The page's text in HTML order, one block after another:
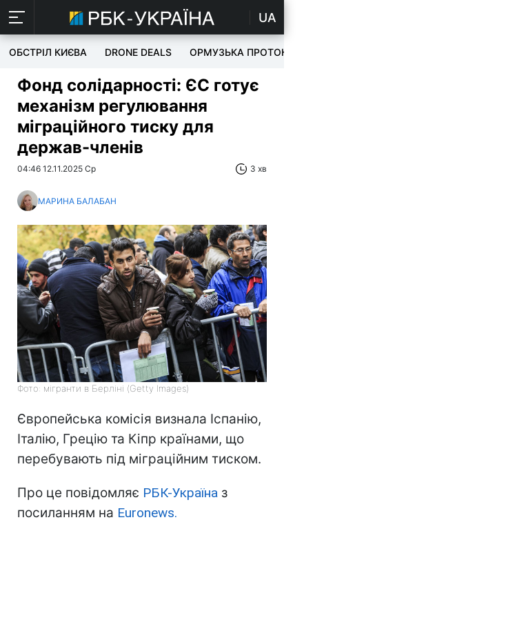
UA
ОБСТРІЛ КИЄВА DRONE DEALS ОРМУЗЬКА ПРОТОКА
Фонд солідарності: ЄС готує
механізм регулювання
міграційного тиску для
держав-членів
04:46 12.11.2025 Ср 3 хв
МАРИНА БАЛАБАН
Фото: мігранти в Берліні (Getty Images)
Європейська комісія визнала Іспанію,
Італію, Грецію та Кіпр країнами, що
перебувають під міграційним тиском.
Про це повідомляє РБК-Україна з
посиланням на Euronews.